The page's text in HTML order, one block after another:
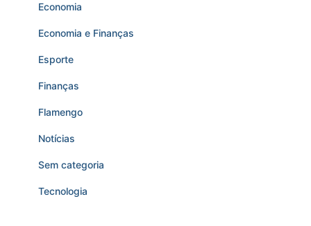
Economia
Economia e Finanças
Esporte
Finanças
Flamengo
Notícias
Sem categoria
Tecnologia